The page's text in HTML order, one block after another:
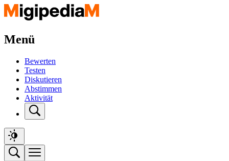
Menü
Bewerten
Testen
Diskutieren
Abstimmen
Aktivität